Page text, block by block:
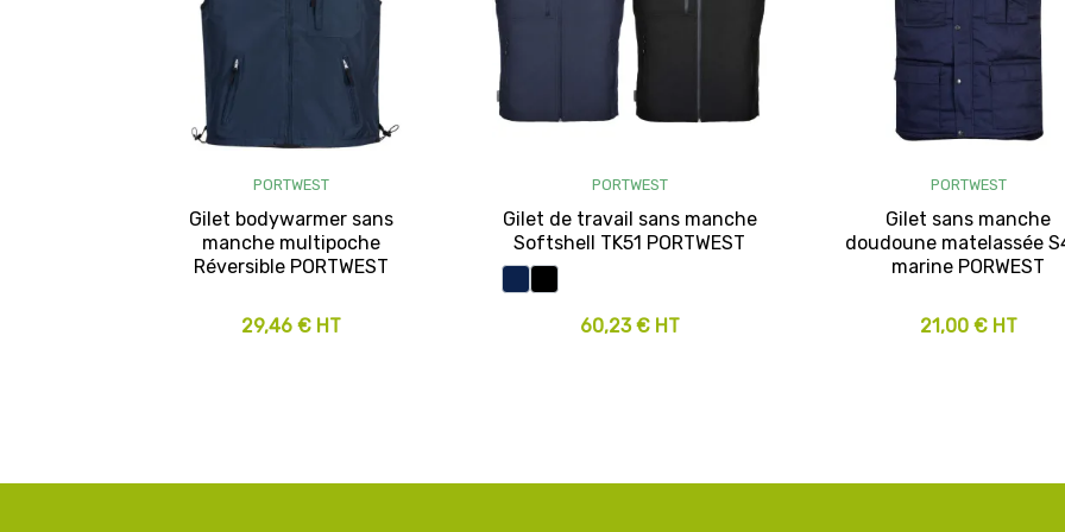
PORTWEST
Gilet bodywarmer sans
manche multipoche
Réversible PORTWEST
29,46 € HT
PORTWEST
Gilet de travail sans manche
Softshell TK51 PORTWEST
60,23 € HT
PORTWEST
Gilet sans manche
doudoune matelassée
marine PORWEST
21,00 € HT